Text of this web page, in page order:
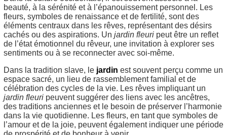
beauté, à la sérénité et à l’épanouissement personnel. Les
fleurs, symboles de renaissance et de fertilité, sont des
éléments centraux dans les rêves, représentant des désirs
cachés ou des aspirations. Un jardin fleuri peut être un reflet
de l’état émotionnel du rêveur, une invitation à explorer ses
sentiments ou à se reconnecter avec soi-même.
Dans la tradition slave, le jardin est souvent perçu comme un
espace sacré, un lieu de rassemblement familial et de
célébration des cycles de la vie. Les rêves impliquant un
jardin fleuri peuvent suggérer des liens avec les ancêtres,
des traditions anciennes et le besoin de préserver l’harmonie
dans la vie quotidienne. Les fleurs, en tant que symboles de
l’amour et de la joie, peuvent également indiquer une période